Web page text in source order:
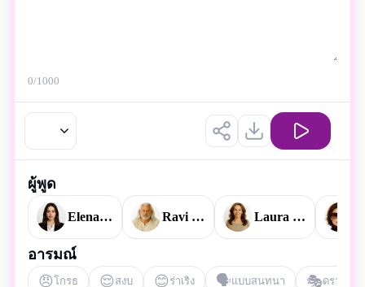
0/1000
ผู้พูด
Elena Watson Ravi Ananda Laura Mitchell
อารมณ์
😠โกรธ 😌สงบ 😊ร่าเริง 🗣️แบบสนทนา 🎭ดราม่า